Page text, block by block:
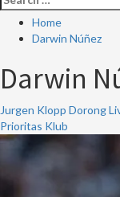
for:
Home
Darwin Núñez
Darwin
Jurgen Klopp Dorong
Prioritas Klub